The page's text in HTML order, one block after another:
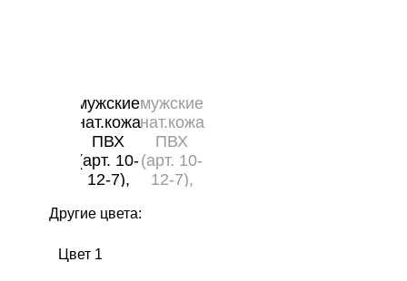
Другие цвета:
Цвет 1